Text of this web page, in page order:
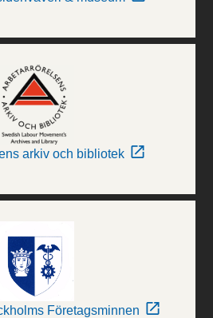
arkiv och bibliotek
Företagsminnen